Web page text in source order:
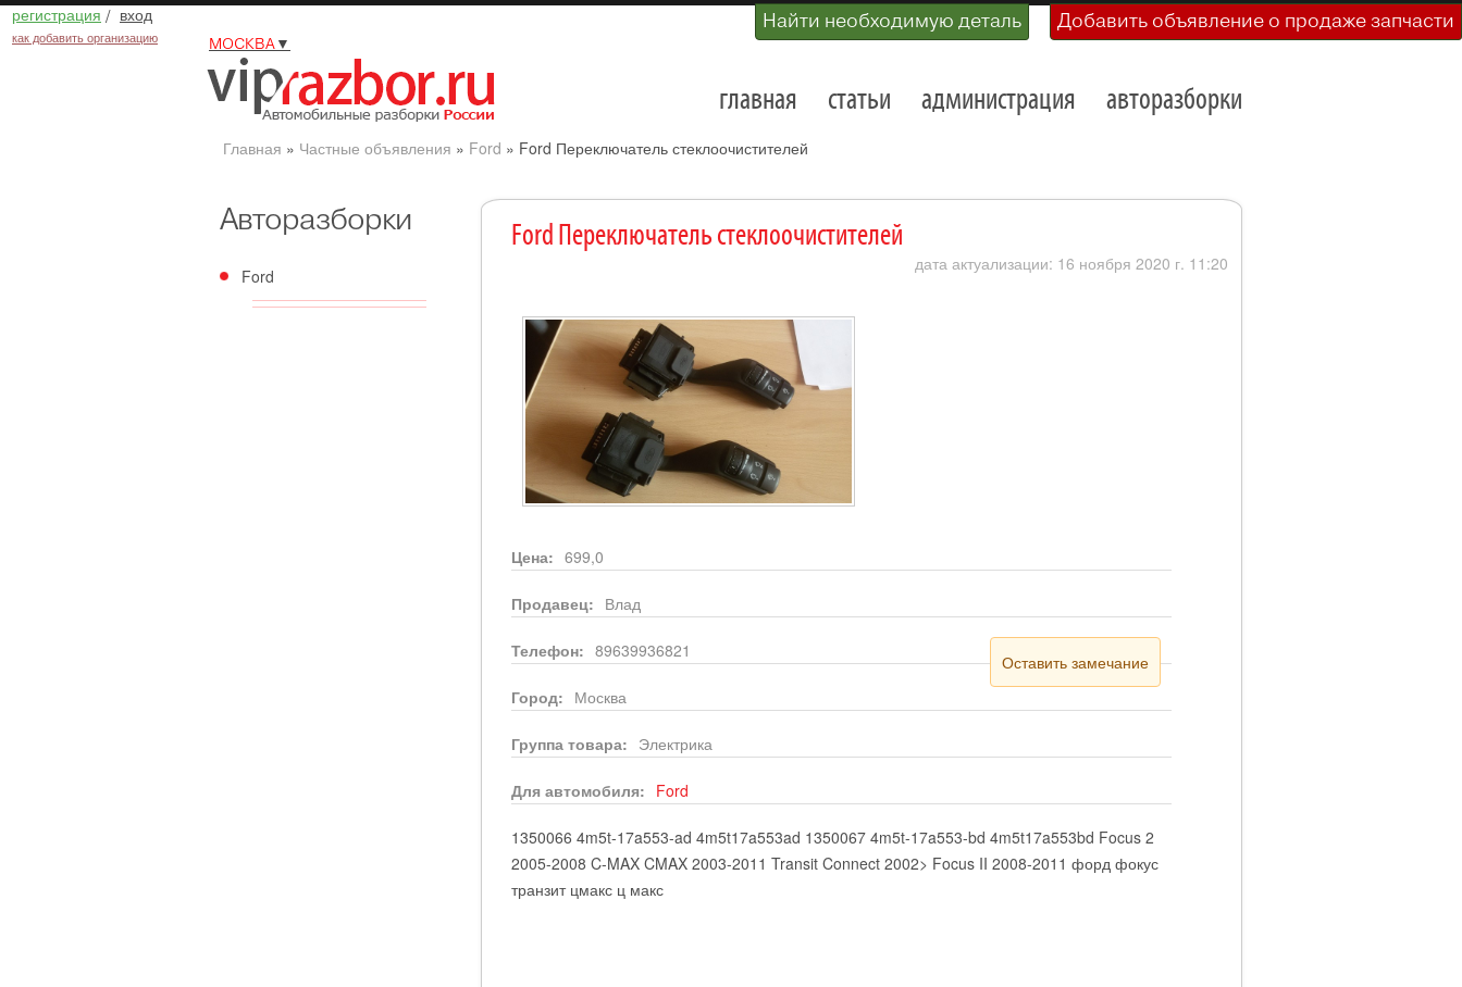
регистрация / вход
как добавить организацию
Найти необходимую деталь Добавить объявление о продаже запчасти
МОСКВА▼
главная статьи администрация авторазборки
Главная » Частные объявления » Ford » Ford Переключатель стеклоочистителей
Авторазборки
Ford
Ford Переключатель стеклоочистителей
дата актуализации: 16 ноября 2020 г. 11:20
Цена: 699,0
Продавец: Влад
Телефон: 89639936821
Оставить замечание
Город: Москва
Группа товара: Электрика
Для автомобиля: Ford
1350066 4m5t-17a553-ad 4m5t17a553ad 1350067 4m5t-17a553-bd 4m5t17a553bd Focus 2
2005-2008 C-MAX CMAX 2003-2011 Transit Connect 2002> Focus II 2008-2011 форд фокус
транзит цмакс ц макс